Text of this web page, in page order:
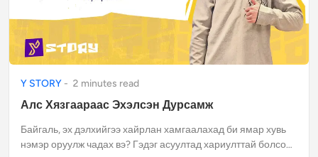
Y STORY - 2 minutes read
Алс Хязгаараас Эхэлсэн Дурсамж
Байгаль, эх дэлхийгээ хайрлан хамгаалахад би ямар хувь
нэмэр оруулж чадах вэ? Гэдэг асуултад хариулттай болсон